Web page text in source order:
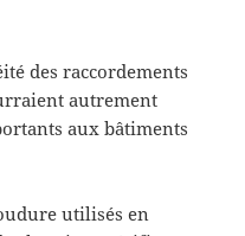
des raccordements
autrement
aux bâtiments
utilisés en